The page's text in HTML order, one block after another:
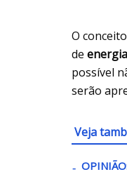
O
de energia
possível
serão
Veja